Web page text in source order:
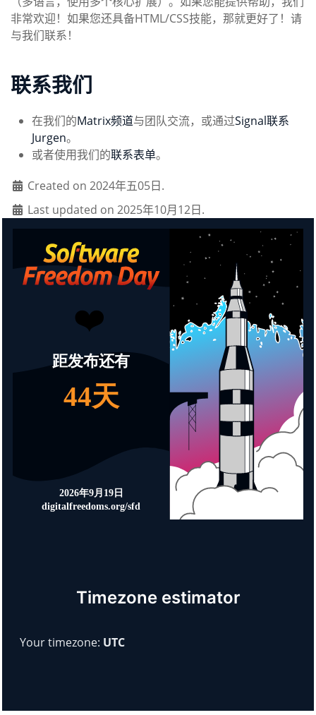
非常欢迎！如果您还具备HTML/CSS技能，那就更好了！请
与我们联系！
联系我们
在我们的Matrix频道与团队交流，或通过Signal联系
Jurgen。
或者使用我们的联系表单。
Created on 2024年五05日.
Last updated on 2025年10月12日.
Timezone estimator
Your timezone: UTC